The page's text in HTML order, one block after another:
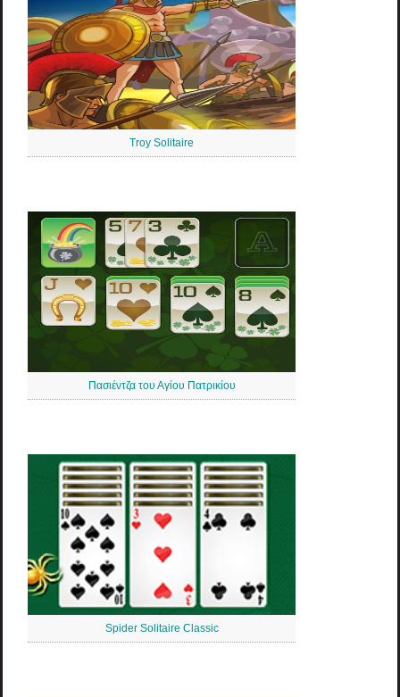
Troy Solitaire
Πασιέντζα του Αγίου Πατρικίου
Spider Solitaire Classic